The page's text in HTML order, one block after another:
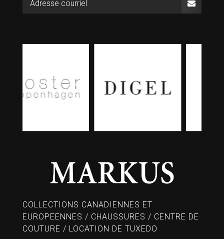
COLLECTIONS CANADIENNES ET
EUROPEENNES / CHAUSSURES / CENTRE DE
COUTURE / LOCATION DE TUXEDO